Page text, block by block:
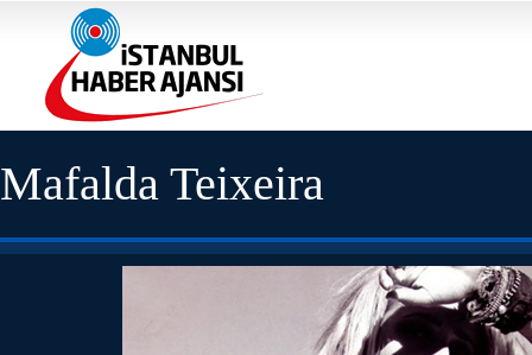
Mafalda Teixeira